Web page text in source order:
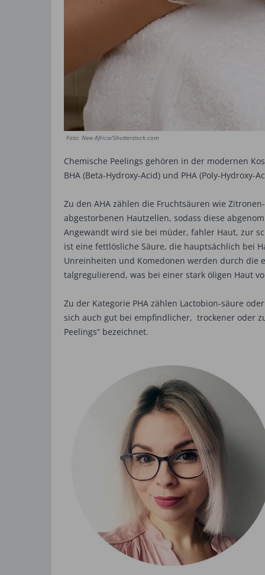
Foto: New Africa/Shutterstock.com
Chemische Peelings gehören in der modernen
BHA (Beta-Hydroxy-Acid) und PHA (Poly-Hydroxy-
Zu den AHA zählen die Fruchtsäuren wie
abgestorbenen Hautzellen, sodass diese
Angewandt wird sie bei müder, fahler Haut, zur
ist eine fettlösliche Säure, die hauptsächlich bei
Unreinheiten und Komedonen werden durch die
talgregulierend, was bei einer stark öligen Haut
Zu der Kategorie PHA zählen Lactobion-säure
sich auch gut bei empfindlicher, trockener oder
Peelings“ bezeichnet.